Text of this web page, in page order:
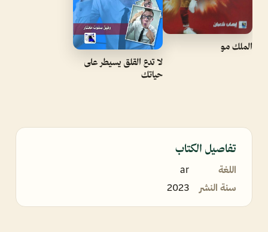
الملك مو
لا تدع القلق يسيطر على
حياتك
تفاصيل الكتاب
اللغة
ar
سنة النشر
2023